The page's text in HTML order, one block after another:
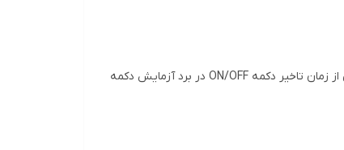
پس از اتصال فریزر به برق نمایش ترموستات علامت dE را نمایش می دهد. زمان تاخیر برد ۴ دقیقه طول میکشد. برای بیرون آوردن دستی از زمان تاخیر دکمه ON/OFF در برد آزمایش دکمه